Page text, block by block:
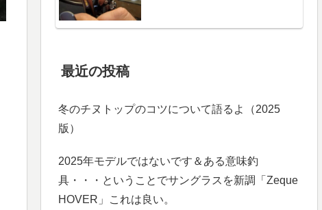
最近の投稿
冬のチヌトップのコツについて語るよ（2025
版）
2025年モデルではないです＆ある意味釣
具・・・ということでサングラスを新調「Zeque
HOVER」これは良い。